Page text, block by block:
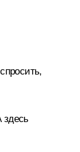
здесь